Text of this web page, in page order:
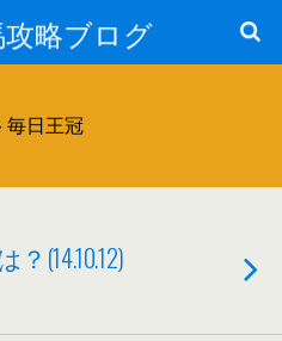
攻略ブログ
毎日王冠
(14.10.12)